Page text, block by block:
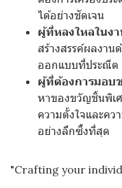
ได้อย่างชัดเจน
ผู้ที่หลงใหลในง
สร้างสรรค์ผลงาน
ออกแบบที่ประณีต
ผู้ที่ต้องการมอบ
หาของขวัญชิ้นพิเ
ความตั้งใจและคว
อย่างลึกซึ้งที่สุด
"Crafting your